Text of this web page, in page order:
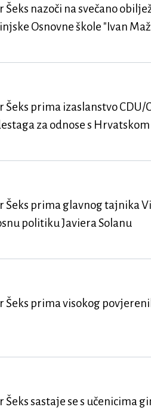
nazoči na svečano
Osnovne škole "Ivan
prima izaslanstvo
za odnose s Hrvatskom
prima glavnog tajnika
politiku Javiera Solanu
prima visokog
sastaje se s učenicima